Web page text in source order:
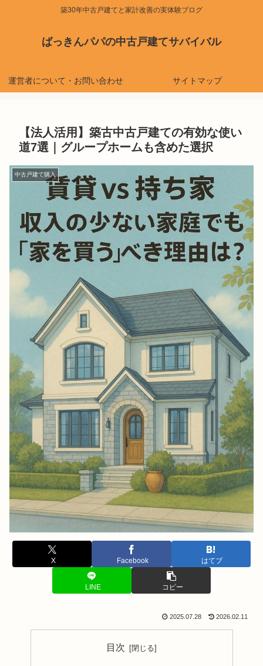
築30年中古戸建てと家計改善の実体験ブログ
ばっきんパパの中古戸建てサバイバル
運営者について・お問い合わせ サイトマップ
【法人活用】築古中古戸建ての有効な使い
道7選｜グループホームも含めた選択
中古戸建て購入
X Facebook はてブ
LINE コピー
2025.07.28 2026.02.11
目次